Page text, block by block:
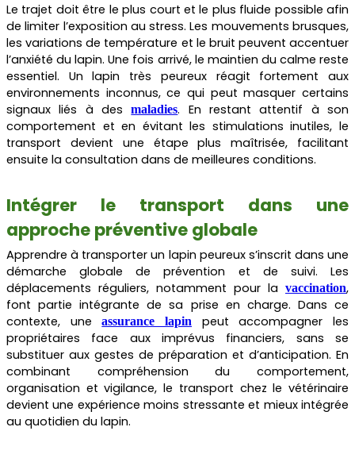
Le trajet doit être le plus court et le plus fluide possible afin
de limiter l’exposition au stress. Les mouvements brusques,
les variations de température et le bruit peuvent accentuer
l’anxiété du lapin. Une fois arrivé, le maintien du calme reste
essentiel. Un lapin très peureux réagit fortement aux
environnements inconnus, ce qui peut masquer certains
signaux liés à des
maladies. En restant attentif à son
comportement et en évitant les stimulations inutiles, le
transport devient une étape plus maîtrisée, facilitant
ensuite la consultation dans de meilleures conditions.
Intégrer le transport dans une
approche préventive globale
Apprendre à transporter un lapin peureux s’inscrit dans une
démarche globale de prévention et de suivi. Les
déplacements réguliers, notamment pour la vaccination,
font partie intégrante de sa prise en charge. Dans ce
contexte, une
assurance lapin
peut accompagner les
propriétaires face aux imprévus financiers, sans se
substituer aux gestes de préparation et d’anticipation. En
combinant compréhension du comportement,
organisation et vigilance, le transport chez le vétérinaire
devient une expérience moins stressante et mieux intégrée
au quotidien du lapin.